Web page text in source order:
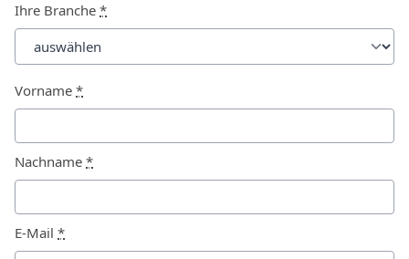
Ihre Branche *
Vorname *
Nachname *
E-Mail *